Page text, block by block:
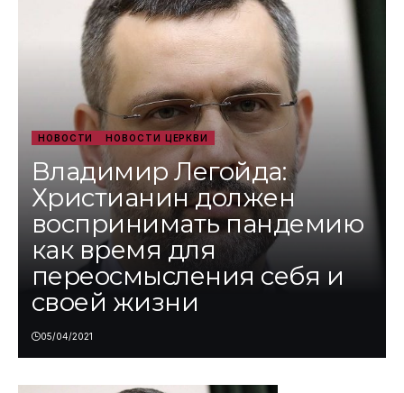
НОВОСТИ НОВОСТИ ЦЕРКВИ
Владимир Легойда:
Христианин должен
воспринимать пандемию
как время для
переосмысления себя и
своей жизни
05/04/2021